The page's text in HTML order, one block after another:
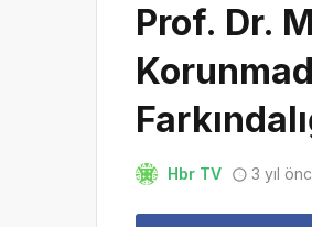
Prof. Dr.
Hbr TV 3 yıl